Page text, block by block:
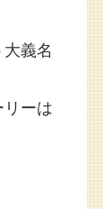
義名
リーは